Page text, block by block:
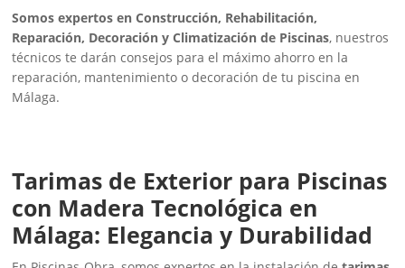
Somos expertos en Construcción, Rehabilitación,
Reparación, Decoración y Climatización de Piscinas, nuestros
técnicos te darán consejos para el máximo ahorro en la
reparación, mantenimiento o decoración de tu piscina en
Málaga.
Tarimas de Exterior para Piscinas
con Madera Tecnológica en
Málaga: Elegancia y Durabilidad